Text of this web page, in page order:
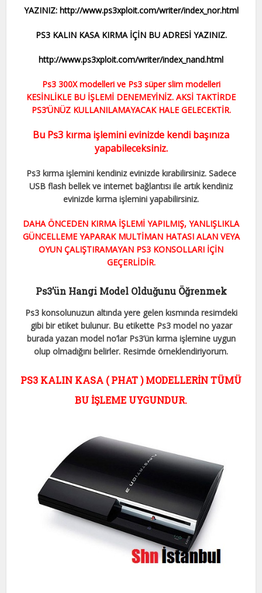
YAZINIZ: http://www.ps3xploit.com/writer/index_nor.html
PS3 KALIN KASA KIRMA İÇİN BU ADRESİ YAZINIZ.
http://www.ps3xploit.com/writer/index_nand.html
Ps3 300X modelleri ve Ps3 süper slim modelleri
KESİNLİKLE BU İŞLEMİ DENEMEYİNİZ. AKSİ TAKTİRDE
PS3’ÜNÜZ KULLANILAMAYACAK HALE GELECEKTİR.
Bu Ps3 kırma işlemini evinizde kendi başınıza
yapabileceksiniz.
Ps3 kırma işlemini kendiniz evinizde kırabilirsiniz. Sadece
USB flash bellek ve internet bağlantısı ile artık kendiniz
evinizde kırma işlemini yapabilirsiniz.
DAHA ÖNCEDEN KIRMA İŞLEMİ YAPILMIŞ, YANLIŞLIKLA
GÜNCELLEME YAPARAK MULTİMAN HATASI ALAN VEYA
OYUN ÇALIŞTIRAMAYAN PS3 KONSOLLARI İÇİN
GEÇERLİDİR.
Ps3’ün Hangi Model Olduğunu Öğrenmek
Ps3 konsolunuzun altında yere gelen kısmında resimdeki
gibi bir etiket bulunur. Bu etikette Ps3 model no yazar
burada yazan model no’lar Ps3’ün kırma işlemine uygun
olup olmadığını belirler. Resimde örneklendiriyorum.
PS3 KALIN KASA ( PHAT ) MODELLERİN TÜMÜ
BU İŞLEME UYGUNDUR.